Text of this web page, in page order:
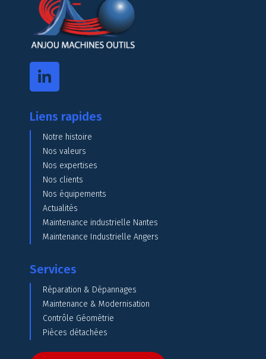
Liens rapides
Notre histoire
Nos valeurs
Nos expertises
Nos clients
Nos équipements
Actualités
Maintenance industrielle Nantes
Maintenance Industrielle Angers
Services
Réparation & Dépannages
Maintenance & Modernisation
Contrôle Géométrie
Pièces détachées